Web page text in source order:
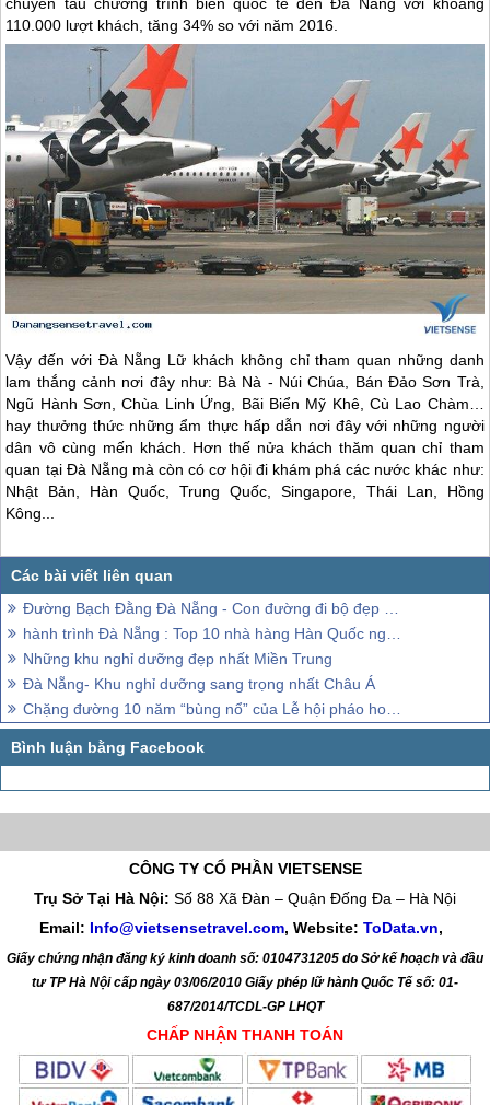
chuyến tàu chương trình biển quốc tế đếnĐà Nẵng với khoảng
110.000 lượt khách, tăng 34% so với năm 2016.
Vậy đến với Đà Nẵng Lữ khách không chỉ tham quan những danh
lam thắng cảnh nơi đây như: Bà Nà - Núi Chúa, Bán Đảo Sơn Trà,
Ngũ Hành Sơn, Chùa Linh Ứng, Bãi Biển Mỹ Khê, Cù Lao Chàm…
hay thưởng thức những ẩm thực hấp dẫn nơi đây với những người
dân vô cùng mến khách. Hơn thế nửa khách thăm quan chỉ tham
quan tại Đà Nẵng mà còn có cơ hội đi khám phá các nước khác như:
Nhật Bản, Hàn Quốc, Trung Quốc, Singapore, Thái Lan, Hồng
Kông...
Đường Bạch Đằng Đà Nẵng - Con đường đi bộ đẹp nhất
hành trình Đà Nẵng : Top 10 nhà hàng Hàn Quốc ngon nhất
Những khu nghỉ dưỡng đẹp nhất Miền Trung
Đà Nẵng- Khu nghỉ dưỡng sang trọng nhất Châu Á
Chặng đường 10 năm “bùng nổ” của Lễ hội pháo hoa Quốc tế Đà Nẵng
CÔNG TY CỔ PHẦN VIETSENSE
Trụ Sở Tại Hà Nội: Số 88 Xã Đàn – Quận Đống Đa – Hà Nội
Email: Info@vietsensetravel.com, Website: ToData.vn,
Giấy chứng nhận đăng ký kinh doanh số: 0104731205 do Sở kế hoạch và đầu
tư TP Hà Nội cấp ngày 03/06/2010 Giấy phép lữ hành Quốc Tế số: 01-
687/2014/TCDL-GP LHQT
CHẤP NHẬN THANH TOÁN